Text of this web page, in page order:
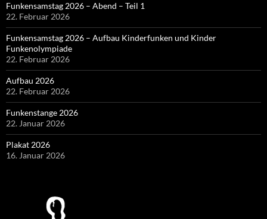
Funkensamstag 2026 – Abend – Teil 1
22. Februar 2026
Funkensamstag 2026 – Aufbau Kinderfunken und Kinder
Funkenolympiade
22. Februar 2026
Aufbau 2026
22. Februar 2026
Funkenstange 2026
22. Januar 2026
Plakat 2026
16. Januar 2026